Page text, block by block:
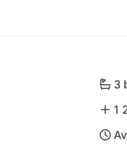
Danijeli. Närheten
eller det
3
1